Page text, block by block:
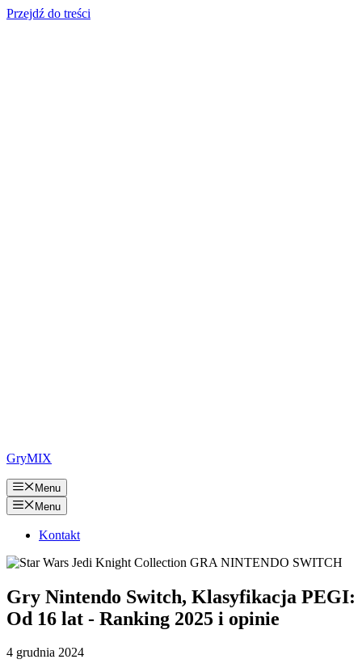
Przejdź do treści
GryMIX
Menu
Menu
Kontakt
Gry Nintendo Switch, Klasyfikacja PEGI:
Od 16 lat - Ranking 2025 i opinie
4 grudnia 2024